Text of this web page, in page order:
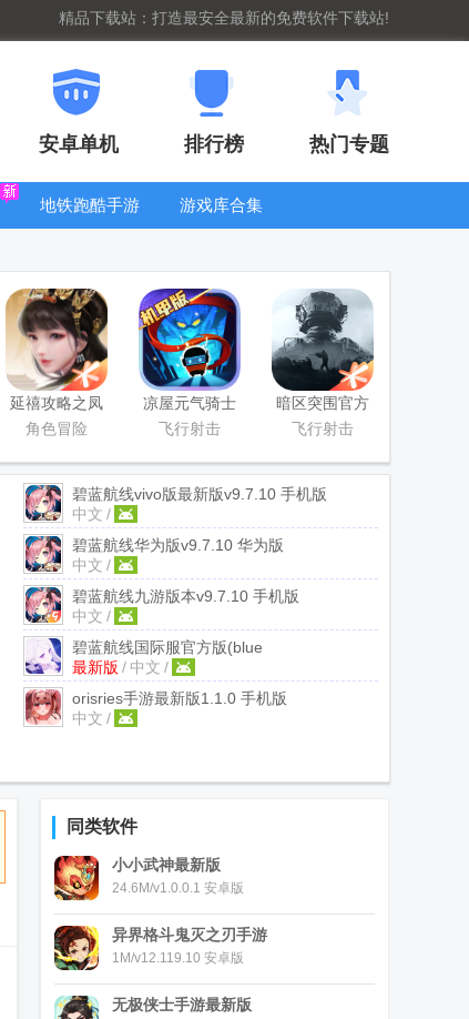
精品下载站：打造最安全最新的免费软件下载站!
安卓单机 排行榜 热门专题
地铁跑酷手游
游戏库合集
看器
延禧攻略之凤
凰于飞官方版
角色冒险
凉屋元气骑士
官方正版
飞行射击
暗区突围官方
版
飞行射击
碧蓝航线vivo版最新版v9.7.10 手机版
中文 /
碧蓝航线华为版v9.7.10 华为版
中文 /
碧蓝航线九游版本v9.7.10 手机版
中文 /
碧蓝航线国际服官方版(blue
archive) v1.87.417475 谷歌最新版
最新版 / 中文 /
orisries手游最新版1.1.0 手机版
中文 /
同类软件
小小武神最新版
24.6M/v1.0.0.1 安卓版
异界格斗鬼灭之刃手游
1M/v12.119.10 安卓版
无极侠士手游最新版